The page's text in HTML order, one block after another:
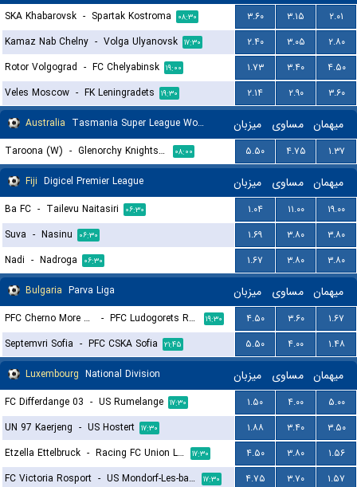
SKA Khabarovsk - Spartak Kostroma ۰۸:۳۰ ۳.۶۰ ۳.۱۵
۲.۰۱
Kamaz Nab Chelny - Volga Ulyanovsk ۱۷:۳۰ ۲.۴۰ ۳.۰۵
۲.۸۰
Rotor Volgograd - FC Chelyabinsk ۱۹:۰۰ ۱.۷۳ ۳.۴۰
۴.۵۰
Veles Moscow - FK Leningradets ۱۹:۳۰ ۲.۱۴ ۲.۹۰
۳.۶۰
Australia Tasmania Super League Women میزبان مساوی میهمان
Taroona (W) - Glenorchy Knights (W) ۰۸:۰۰ ۵.۵۰ ۴.۷۵
۱.۳۷
Fiji Digicel Premier League میزبان مساوی میهمان
Ba FC - Tailevu Naitasiri ۰۶:۳۰ ۱.۰۴ ۱۱.۰۰
۱۹.۰۰
Suva - Nasinu ۰۶:۳۰ ۱.۶۹ ۳.۸۰
۳.۸۰
Nadi - Nadroga ۰۶:۳۰ ۱.۶۷ ۳.۸۰
۳.۸۰
Bulgaria Parva Liga میزبان مساوی میهمان
PFC Cherno More Varna - PFC Ludogorets Razgrad ۱۹:۳۰ ۴.۵۰ ۳.۶۰
۱.۶۷
Septemvri Sofia - PFC CSKA Sofia ۲۱:۴۵ ۵.۵۰ ۴.۰۰
۱.۴۸
Luxembourg National Division میزبان مساوی میهمان
FC Differdange 03 - US Rumelange ۱۷:۳۰ ۱.۵۰ ۴.۰۰
۵.۰۰
UN 97 Kaerjeng - US Hostert ۱۷:۳۰ ۱.۸۸ ۳.۴۰
۳.۵۰
Etzella Ettelbruck - Racing FC Union Letzebuerg ۱۷:۳۰ ۴.۵۰ ۳.۸۰
۱.۵۶
FC Victoria Rosport - US Mondorf-Les-bains ۱۷:۳۰ ۴.۷۵ ۳.۷۰
۱.۵۷